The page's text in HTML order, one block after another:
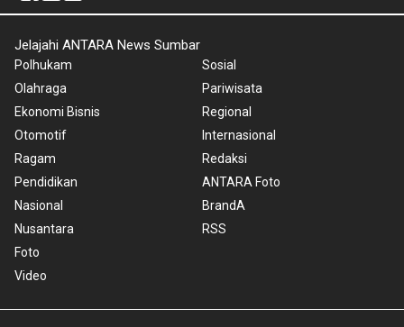
Jelajahi ANTARA News Sumbar
Polhukam
Olahraga
Ekonomi Bisnis
Otomotif
Ragam
Pendidikan
Nasional
Nusantara
Foto
Video
Sosial
Pariwisata
Regional
Internasional
Redaksi
ANTARA Foto
BrandA
RSS